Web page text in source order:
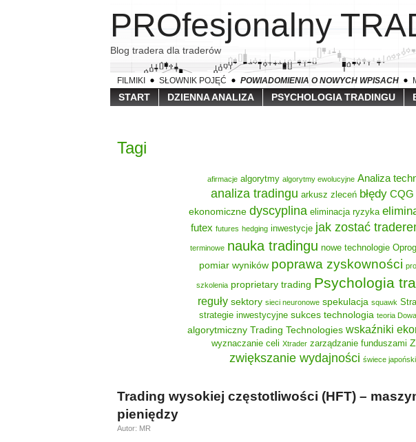
PROfesjonalny
Blog tradera dla traderów
FILMIKI SŁOWNIK POJĘĆ POWIADOMIENIA O NOWYCH WPISACH
START DZIENNA ANALIZA PSYCHOLOGIA TRADINGU
Tagi
afirmacje algorytmy algorytmy ewolucyjne Analiza
analiza tradingu arkusz zleceń błędy CQG
ekonomiczne dyscyplina eliminacja ryzyka
futex futures hedging inwestycje jak zostać
terminowe nauka tradingu nowe technologie
pomiar wyników poprawa zyskowności
szkolenia proprietary trading Psychologia
reguły sektory sieci neuronowe spekulacja squawk
strategie inwestycyjne sukces technologia teoria Dowa
algorytmiczny Trading Technologies wskaźniki
wyznaczanie celi Xtrader zarządzanie funduszami
zwiększanie wydajności świece
Trading wysokiej częstotliwości (HFT) –
pieniędzy
Autor: MR